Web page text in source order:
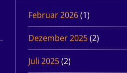
Februar 2026(1)
Dezember 2025(2)
Juli 2025(2)